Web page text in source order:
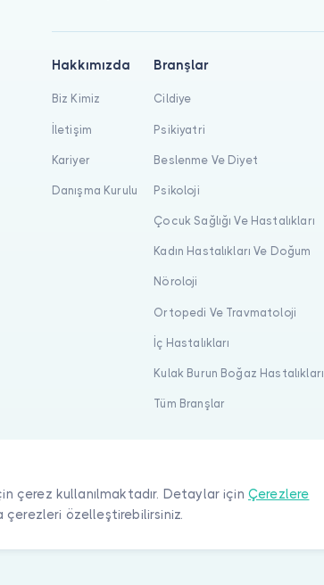
çerez kullanılmaktadır. Detaylar için Çerezlere
çerezleri özelleştirebilirsiniz.
Hakkımızda
Biz Kimiz
İletişim
Kariyer
Danışma Kurulu
Branşlar
Cildiye
Psikiyatri
Beslenme Ve Diyet
Psikoloji
Çocuk Sağlığı Ve Hastalıkları
Kadın Hastalıkları Ve Doğum
Nöroloji
Ortopedi Ve Travmatoloji
İç Hastalıkları
Kulak Burun Boğaz Hastalıkları
Tüm Branşlar